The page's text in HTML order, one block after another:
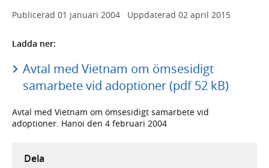
Publicerad 01 januari 2004 Uppdaterad 02 april 2015
Ladda ner:
Avtal med Vietnam om ömsesidigt
samarbete vid adoptioner (pdf 52 kB)
Avtal med Vietnam om ömsesidigt samarbete vid
adoptioner. Hanoi den 4 februari 2004
Dela